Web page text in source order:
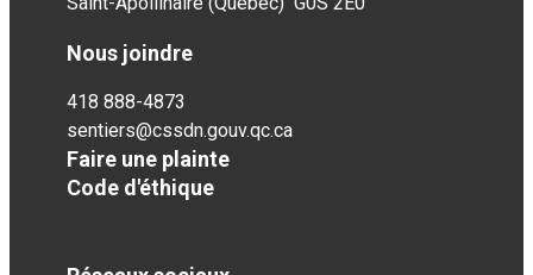
Nous joindre
418 888-4873
sentiers@cssdn.gouv.qc.ca
Faire une plainte
Code d'éthique